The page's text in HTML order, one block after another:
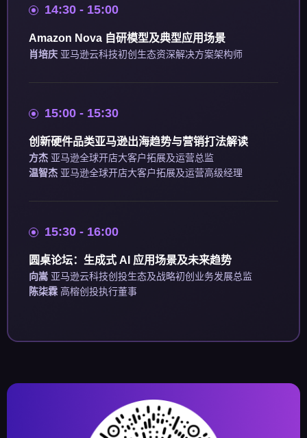
14:30 - 15:00
Amazon Nova 自研模型及典型应用场景
肖培庆 亚马逊云科技初创生态资深解决方案架构师
15:00 - 15:30
创新硬件品类亚马逊出海趋势与营销打法解读
方杰 亚马逊全球开店大客户拓展及运营总监
温智杰 亚马逊全球开店大客户拓展及运营高级经理
15:30 - 16:00
圆桌论坛：生成式 AI 应用场景及未来趋势
向嵩 亚马逊云科技创投生态及战略初创业务发展总监
陈柒霖 高榕创投执行董事